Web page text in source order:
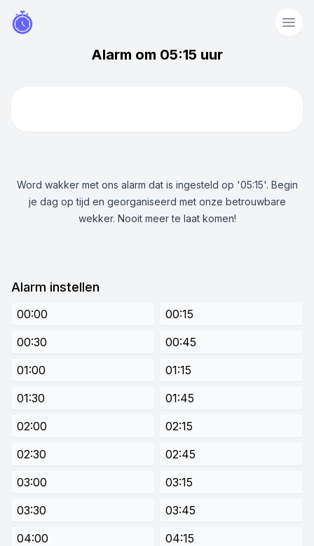
Alarm om 05:15 uur
Word wakker met ons alarm dat is ingesteld op '05:15'. Begin
je dag op tijd en georganiseerd met onze betrouwbare
wekker. Nooit meer te laat komen!
Alarm instellen
00:00
00:15
00:30
00:45
01:00
01:15
01:30
01:45
02:00
02:15
02:30
02:45
03:00
03:15
03:30
03:45
04:00
04:15